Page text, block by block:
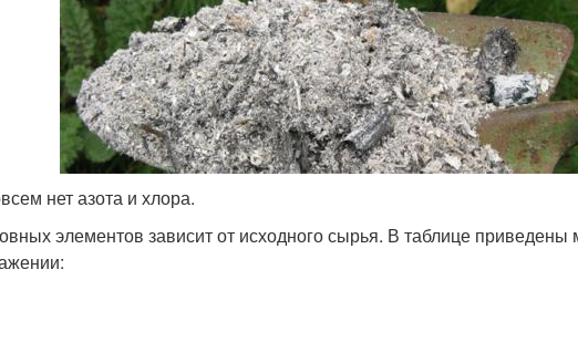
нет азота и хлора.
элементов зависит от исходного сырья. В таблице